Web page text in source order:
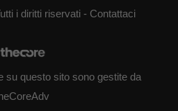
i diritti riservati - Contattaci
su questo sito sono gestite da